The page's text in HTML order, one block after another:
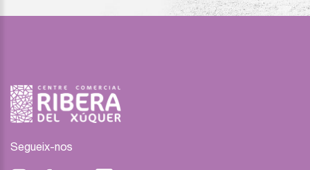
Segueix-nos